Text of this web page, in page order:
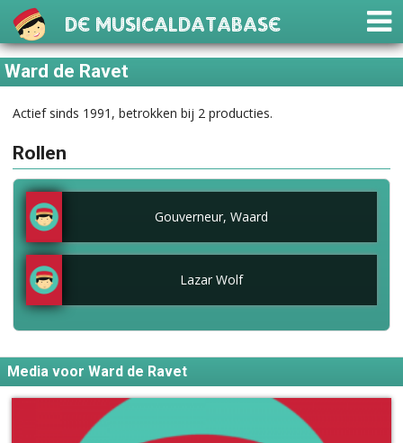
De Musicaldatabase
Ward de Ravet
Actief sinds 1991, betrokken bij 2 producties.
Rollen
Gouverneur, Waard
Lazar Wolf
Media voor Ward de Ravet